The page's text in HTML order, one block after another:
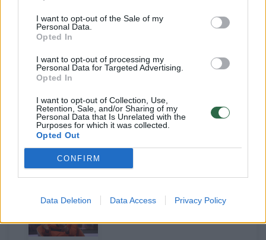
I want to opt-out of the Sale of my
Personal Data.
Opted In
I want to opt-out of processing my
Personal Data for Targeted Advertising.
Opted In
I want to opt-out of Collection, Use,
Retention, Sale, and/or Sharing of my
Personal Data that Is Unrelated with the
Purposes for which it was collected.
Opted Out
CONFIRM
Data Deletion Data Access Privacy Policy
„Žinau, kad vos iškišęs galvą pro duris,
sulauksiu labai daug kritikos, bet esu
nusiteikęs entuziastingai. Nežinau, ar
sugebėsime sukurti politinį judėjimą, bet
turime idėjų, kurias, manau, žmonės palaikys",
- teigė T.Blairas.
Susiję straipsniai